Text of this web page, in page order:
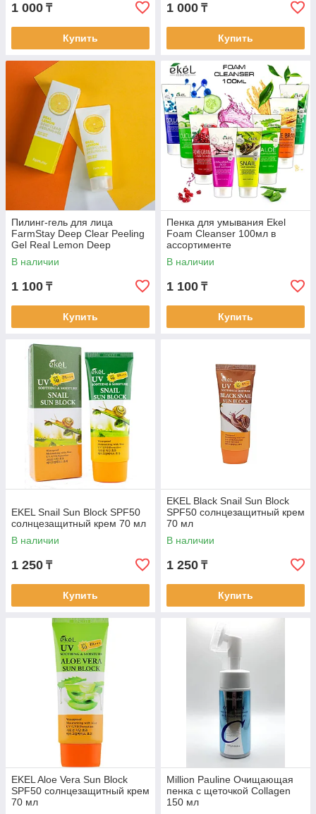
1 000 ₸
Купить
1 000 ₸
Купить
Пилинг-гель для лица
FarmStay Deep Clear Peeling
Gel Real Lemon Deep
В наличии
1 100 ₸
Купить
Пенка для умывания Ekel
Foam Cleanser 100мл в
ассортименте
В наличии
1 100 ₸
Купить
EKEL Snail Sun Block SPF50
солнцезащитный крем 70 мл
В наличии
1 250 ₸
Купить
EKEL Black Snail Sun Block
SPF50 солнцезащитный крем
70 мл
В наличии
1 250 ₸
Купить
EKEL Aloe Vera Sun Block
SPF50 солнцезащитный крем
70 мл
Million Pauline Очищающая
пенка с щеточкой Collagen
150 мл